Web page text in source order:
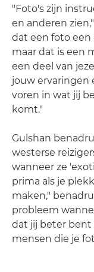
"Foto's zijn
en anderen
dat een foto een
maar dat is een
een deel van
jouw ervaringen
voren in wat jij
komt."
Gulshan
westerse
wanneer ze
prima als je
maken,"
probleem
dat jij beter
mensen die je